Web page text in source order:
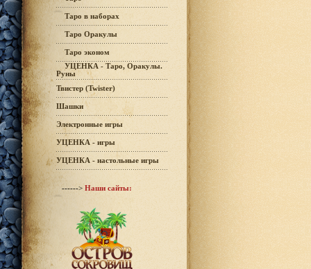
Таро в наборах
Таро Оракулы
Таро эконом
УЦЕНКА - Таро, Оракулы.
Руны
Твистер (Twister)
Шашки
Электронные игры
УЦЕНКА - игры
УЦЕНКА - настольные игры
------> Наши сайты: